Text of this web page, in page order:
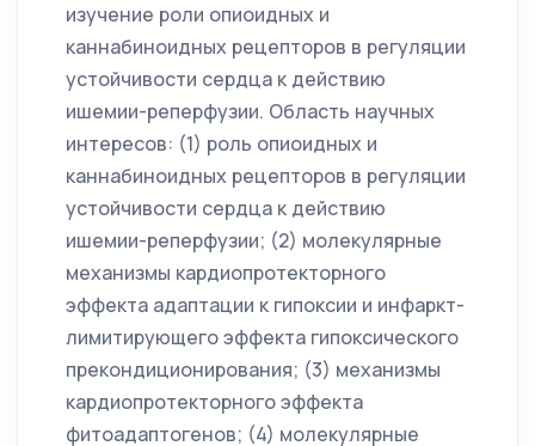
изучение роли опиоидных и
каннабиноидных рецепторов в регуляции
устойчивости сердца к действию
ишемии-реперфузии. Область научных
интересов: (1) роль опиоидных и
каннабиноидных рецепторов в регуляции
устойчивости сердца к действию
ишемии-реперфузии; (2) молекулярные
механизмы кардиопротекторного
эффекта адаптации к гипоксии и инфаркт-
лимитирующего эффекта гипоксического
прекондиционирования; (3) механизмы
кардиопротекторного эффекта
фитоадаптогенов; (4) молекулярные